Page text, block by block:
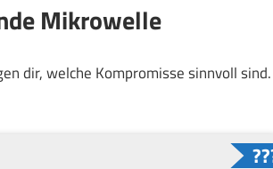
Mikrowelle
dir, welche Kompromisse sinnvoll sind.